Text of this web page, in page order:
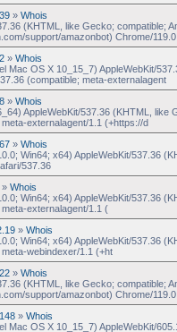
» Whois
(KHTML, like Gecko; compatible;
support/amazonbot) Chrome/
» Whois
Mac OS X 10_15_7) AppleWebKit/
(compatible; meta-externalagent
» Whois
AppleWebKit/537.36 (KHTML, like
externalagent/1.1 (+https://d
» Whois
Win64; x64) AppleWebKit/537.36
537.36
» Whois
Win64; x64) AppleWebKit/537.36
externalagent/1.1 (
» Whois
Win64; x64) AppleWebKit/537.36
webindexer/1.1 (+ht
» Whois
(KHTML, like Gecko; compatible;
support/amazonbot) Chrome/
» Whois
Mac OS X 10_15_7) AppleWebKit/